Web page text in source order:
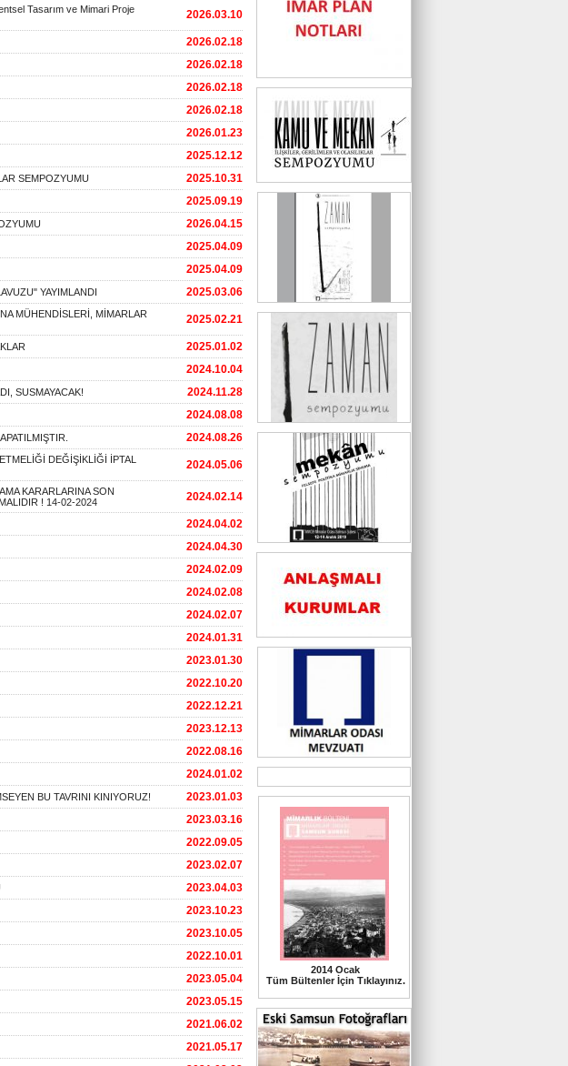
Tasarım ve Mimari Proje
2026.03.10
2026.02.18
2026.02.18
2026.02.18
2026.02.18
2026.01.23
2025.12.12
SEMPOZYUMU 2025.10.31
2025.09.19
2026.04.15
2025.04.09
2025.04.09
YAYIMLANDI 2025.03.06
MÜHENDİSLERİ, MİMARLAR
2025.02.21
2025.01.02
2024.10.04
SUSMAYACAK! 2024.11.28
2024.08.08
2024.08.26
DEĞİŞİKLİĞİ İPTAL
2024.05.06
KARARLARINA SON
! 14-02-2024
2024.02.14
2024.04.02
2024.04.30
2024.02.09
2024.02.08
2024.02.07
2024.01.31
2023.01.30
2022.10.20
2022.12.21
2023.12.13
2022.08.16
2024.01.02
BU TAVRINI KINIYORUZ! 2023.01.03
2023.03.16
2022.09.05
2023.02.07
2023.04.03
2023.10.23
2023.10.05
2022.10.01
2023.05.04
2023.05.15
2021.06.02
2021.05.17
2014 Ocak
Tüm Bültenler İçin Tıklayınız.